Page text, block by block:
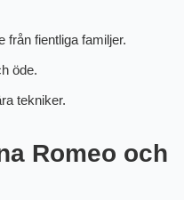
från fientliga familjer.
öde.
tekniker.
Romeo och